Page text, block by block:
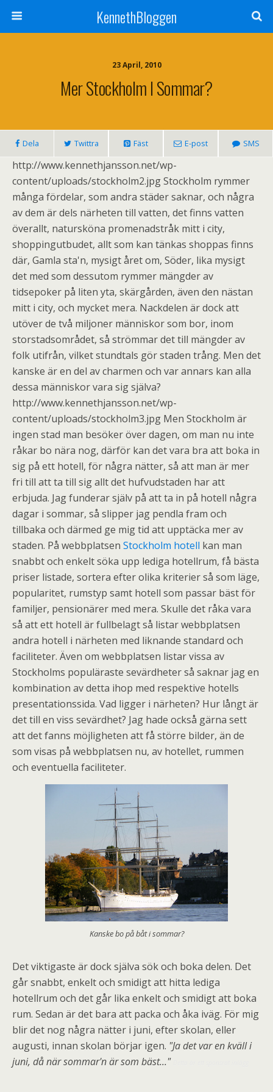
KennethBloggen
23 April, 2010
Mer Stockholm I Sommar?
Dela Twittra Fäst E-post SMS
http://www.kennethjansson.net/wp-
content/uploads/stockholm2.jpg Stockholm rymmer
många fördelar, som andra städer saknar, och några
av dem är dels närheten till vatten, det finns vatten
överallt, natursköna promenadstråk mitt i city,
shoppingutbudet, allt som kan tänkas shoppas finns
där, Gamla sta'n, mysigt året om, Söder, lika mysigt
det med som dessutom rymmer mängder av
tidsepoker på liten yta, skärgården, även den nästan
mitt i city, och mycket mera. Nackdelen är dock att
utöver de två miljoner människor som bor, inom
storstadsområdet, så strömmar det till mängder av
folk utifrån, vilket stundtals gör staden trång. Men det
kanske är en del av charmen och var annars kan alla
dessa människor vara sig själva?
http://www.kennethjansson.net/wp-
content/uploads/stockholm3.jpg Men Stockholm är
ingen stad man besöker över dagen, om man nu inte
råkar bo nära nog, därför kan det vara bra att boka in
sig på ett hotell, för några nätter, så att man är mer
fri till att ta till sig allt det hufvudstaden har att
erbjuda. Jag funderar själv på att ta in på hotell några
dagar i sommar, så slipper jag pendla fram och
tillbaka och därmed ge mig tid att upptäcka mer av
staden. På webbplatsen Stockholm hotell kan man
snabbt och enkelt söka upp lediga hotellrum, få bästa
priser listade, sortera efter olika kriterier så som läge,
popularitet, rumstyp samt hotell som passar bäst för
familjer, pensionärer med mera. Skulle det råka vara
så att ett hotell är fullbelagt så listar webbplatsen
andra hotell i närheten med liknande standard och
faciliteter. Även om webbplatsen listar vissa av
Stockholms populäraste sevärdheter så saknar jag en
kombination av detta ihop med respektive hotells
presentationssida. Vad ligger i närheten? Hur långt är
det till en viss sevärdhet? Jag hade också gärna sett
att det fanns möjligheten att få större bilder, än de
som visas på webbplatsen nu, av hotellet, rummen
och eventuella faciliteter.
Kanske bo på båt i sommar?
Det viktigaste är dock själva sök och boka delen. Det
går snabbt, enkelt och smidigt att hitta lediga
hotellrum och det går lika enkelt och smidigt att boka
rum. Sedan är det bara att packa och åka iväg. För mig
blir det nog några nätter i juni, efter skolan, eller
augusti, innan skolan börjar igen. "Ja det var en kväll i
juni, då när sommar'n är som bäst..."